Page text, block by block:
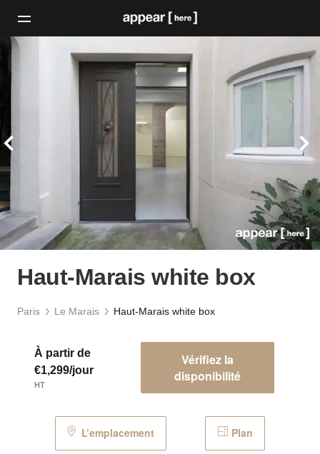
Haut-Marais white box
Paris Le Marais Haut-Marais white box
À partir de
€1,299/jour
HT
Vérifiez la
disponibilité
L’emplacement Plan